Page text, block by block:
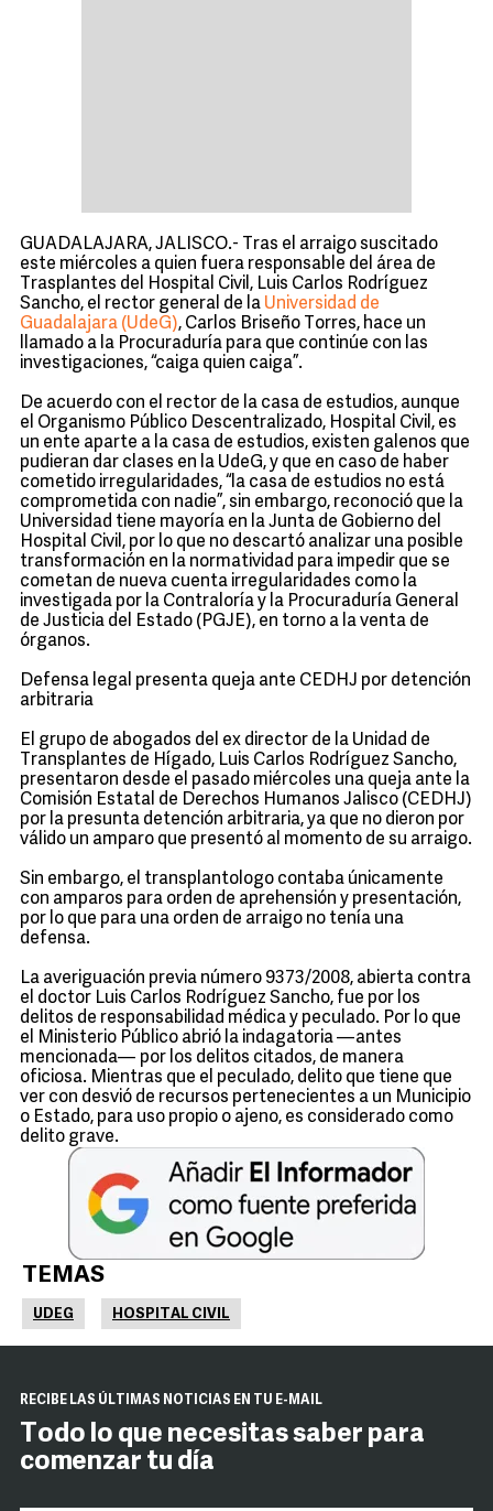
GUADALAJARA, JALISCO.- Tras el arraigo suscitado
este miércoles a quien fuera responsable del área de
Trasplantes del Hospital Civil, Luis Carlos Rodríguez
Sancho, el rector general de la Universidad de
Guadalajara (UdeG), Carlos Briseño Torres, hace un
llamado a la Procuraduría para que continúe con las
investigaciones, “caiga quien caiga”.
De acuerdo con el rector de la casa de estudios, aunque
el Organismo Público Descentralizado, Hospital Civil, es
un ente aparte a la casa de estudios, existen galenos que
pudieran dar clases en la UdeG, y que en caso de haber
cometido irregularidades, “la casa de estudios no está
comprometida con nadie”, sin embargo, reconoció que la
Universidad tiene mayoría en la Junta de Gobierno del
Hospital Civil, por lo que no descartó analizar una posible
transformación en la normatividad para impedir que se
cometan de nueva cuenta irregularidades como la
investigada por la Contraloría y la Procuraduría General
de Justicia del Estado (PGJE), en torno a la venta de
órganos.
Defensa legal presenta queja ante CEDHJ por detención
arbitraria
El grupo de abogados del ex director de la Unidad de
Transplantes de Hígado, Luis Carlos Rodríguez Sancho,
presentaron desde el pasado miércoles una queja ante la
Comisión Estatal de Derechos Humanos Jalisco (CEDHJ)
por la presunta detención arbitraria, ya que no dieron por
válido un amparo que presentó al momento de su arraigo.
Sin embargo, el transplantologo contaba únicamente
con amparos para orden de aprehensión y presentación,
por lo que para una orden de arraigo no tenía una
defensa.
La averiguación previa número 9373/2008, abierta contra
el doctor Luis Carlos Rodríguez Sancho, fue por los
delitos de responsabilidad médica y peculado. Por lo que
el Ministerio Público abrió la indagatoria —antes
mencionada— por los delitos citados, de manera
oficiosa. Mientras que el peculado, delito que tiene que
ver con desvió de recursos pertenecientes a un Municipio
o Estado, para uso propio o ajeno, es considerado como
delito grave.
TEMAS
UDEG HOSPITAL CIVIL
RECIBE LAS ÚLTIMAS NOTICIAS EN TU E-MAIL
Todo lo que necesitas saber para
comenzar tu día